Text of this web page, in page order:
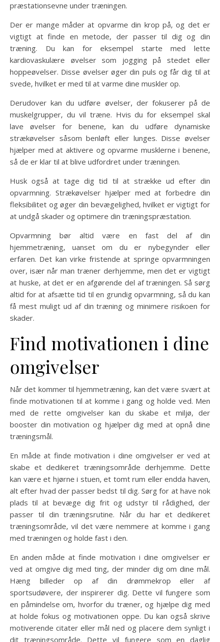
præstationsevne under træningen.
Der er mange måder at opvarme din krop på, og det er
vigtigt at finde en metode, der passer til dig og din
træning. Du kan for eksempel starte med lette
kardiovaskulære øvelser som jogging på stedet eller
hoppeøvelser. Disse øvelser øger din puls og får dig til at
svede, hvilket er med til at varme dine muskler op.
Derudover kan du udføre øvelser, der fokuserer på de
muskelgrupper, du vil træne. Hvis du for eksempel skal
lave øvelser for benene, kan du udføre dynamiske
strækøvelser såsom benløft eller lunges. Disse øvelser
hjælper med at aktivere og opvarme musklerne i benene,
så de er klar til at blive udfordret under træningen.
Husk også at tage dig tid til at strække ud efter din
opvarmning. Strækøvelser hjælper med at forbedre din
fleksibilitet og øger din bevægelighed, hvilket er vigtigt for
at undgå skader og optimere din træningspræstation.
Opvarmning bør altid være en fast del af din
hjemmetræning, uanset om du er nybegynder eller
erfaren. Det kan virke fristende at springe opvarmningen
over, især når man træner derhjemme, men det er vigtigt
at huske, at det er en afgørende del af træningen. Så sørg
altid for at afsætte tid til en grundig opvarmning, så du kan
få mest muligt ud af din træning og minimere risikoen for
skader.
Find motivationen i dine
omgivelser
Når det kommer til hjemmetræning, kan det være svært at
finde motivationen til at komme i gang og holde ved. Men
med de rette omgivelser kan du skabe et miljø, der
booster din motivation og hjælper dig med at opnå dine
træningsmål.
En måde at finde motivation i dine omgivelser er ved at
skabe et dedikeret træningsområde derhjemme. Dette
kan være et hjørne i stuen, et tomt rum eller endda haven,
alt efter hvad der passer bedst til dig. Sørg for at have nok
plads til at bevæge dig frit og udstyr til rådighed, der
passer til din træningsrutine. Når du har et dedikeret
træningsområde, vil det være nemmere at komme i gang
med træningen og holde fast i den.
En anden måde at finde motivation i dine omgivelser er
ved at omgive dig med ting, der minder dig om dine mål.
Hæng billeder op af din drømmekrop eller af
sportsudøvere, der inspirerer dig. Dette vil fungere som
en påmindelse om, hvorfor du træner, og hjælpe dig med
at holde fokus og motivationen oppe. Du kan også skrive
motiverende citater eller mål ned og placere dem synligt i
dit træningsområde. Dette vil fungere som en daglig